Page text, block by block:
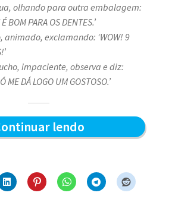
olhando para outra embalagem:
É BOM PARA OS DENTES.’
animado, exclamando: ‘WOW! 9
impaciente, observa e diz:
ME DÁ LOGO UM GOSTOSO.’
lendoSabor
–